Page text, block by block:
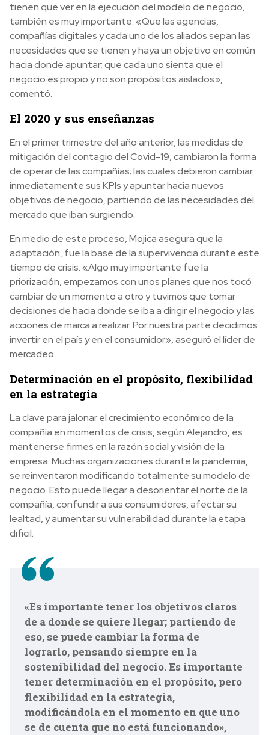
tienen que ver en la ejecución del modelo de negocio,
también es muy importante. «Que las agencias,
compañías digitales y cada uno de los aliados sepan las
necesidades que se tienen y haya un objetivo en común
hacia donde apuntar; que cada uno sienta que el
negocio es propio y no son propósitos aislados»,
comentó.
El 2020 y sus enseñanzas
En el primer trimestre del año anterior, las medidas de
mitigación del contagio del Covid-19, cambiaron la forma
de operar de las compañías; las cuales debieron cambiar
inmediatamente sus KPIs y apuntar hacia nuevos
objetivos de negocio, partiendo de las necesidades del
mercado que iban surgiendo.
En medio de este proceso, Mojica asegura que la
adaptación, fue la base de la supervivencia durante este
tiempo de crisis. «Algo muy importante fue la
priorización, empezamos con unos planes que nos tocó
cambiar de un momento a otro y tuvimos que tomar
decisiones de hacia donde se iba a dirigir el negocio y las
acciones de marca a realizar. Por nuestra parte decidimos
invertir en el país y en el consumidor», aseguró el líder de
mercadeo.
Determinación en el propósito, flexibilidad
en la estrategia
La clave para jalonar el crecimiento económico de la
compañía en momentos de crisis, según Alejandro, es
mantenerse firmes en la razón social y visión de la
empresa. Muchas organizaciones durante la pandemia,
se reinventaron modificando totalmente su modelo de
negocio. Esto puede llegar a desorientar el norte de la
compañía, confundir a sus consumidores, afectar su
lealtad, y aumentar su vulnerabilidad durante la etapa
dificil.
«Es importante tener los objetivos claros
de a donde se quiere llegar; partiendo de
eso, se puede cambiar la forma de
lograrlo, pensando siempre en la
sostenibilidad del negocio. Es importante
tener determinación en el propósito, pero
flexibilidad en la estrategia,
modificándola en el momento en que uno
se de cuenta que no está funcionando»,